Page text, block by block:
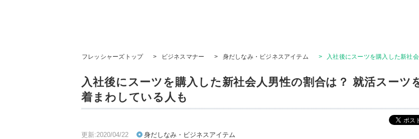
フレッシャーズトップ > ビジネスマナー > 身だしなみ・ビジネスアイテム > 入社後にスーツを購入した新社
入社後にスーツを購入した新社会人男性の割合は？ 就活スーツ
着まわしている人も
更新:2020/04/22 身だしなみ・ビジネスアイテム